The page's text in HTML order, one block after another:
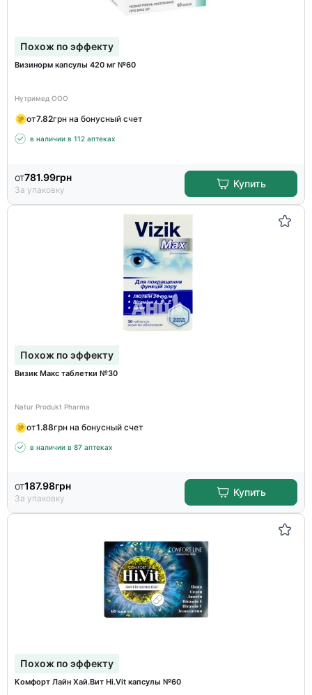
Похож по эффекту
Визинорм капсулы 420 мг №60
Нутримед ООО
от7.82грн на бонусный счет
в наличии в 112 аптеках
от781.99грн
За упаковку
Купить
Похож по эффекту
Визик Макс таблетки №30
Natur Produkt Pharma
от1.88грн на бонусный счет
в наличии в 87 аптеках
от187.98грн
За упаковку
Купить
Похож по эффекту
Комфорт Лайн Хай.Вит Hi.Vit капсулы №60